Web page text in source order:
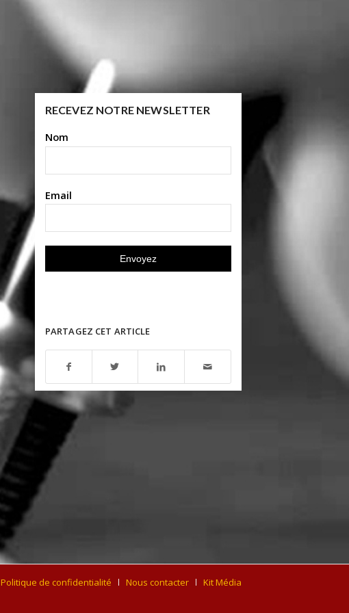
RECEVEZ NOTRE NEWSLETTER
Nom
Email
PARTAGEZ CET ARTICLE
Politique de confidentialité Nous contacter Kit Média